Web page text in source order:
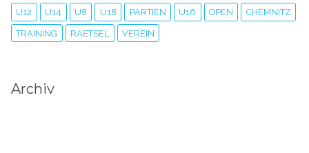
U12 U14 U8 U18 PARTIEN U16 OPEN CHEMNITZ
TRAINING RAETSEL VEREIN
Archiv